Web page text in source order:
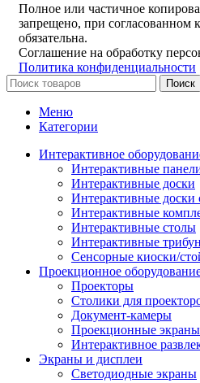
Полное или частичное
запрещено, при согласованном
обязательна.
Соглашение на обработку
Политика конфиденциальности
Поиск
Меню
Категории
Интерактивное
Интерактивные
Интерактивные доски
Интерактивные доски
Интерактивные
Интерактивные столы
Интерактивные
Сенсорные киоски/
Проекционное
Проекторы
Столики для
Документ-камеры
Проекционные экраны
Интерактивное
Экраны и дисплеи
Светодиодные экраны